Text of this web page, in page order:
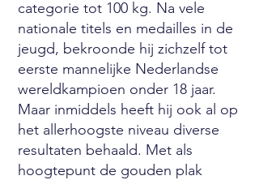
categorie tot 100 kg. Na vele
nationale titels en medailles in de
jeugd, bekroonde hij zichzelf tot
eerste mannelijke Nederlandse
wereldkampioen onder 18 jaar.
Maar inmiddels heeft hij ook al op
het allerhoogste niveau diverse
resultaten behaald. Met als
hoogtepunt de gouden plak